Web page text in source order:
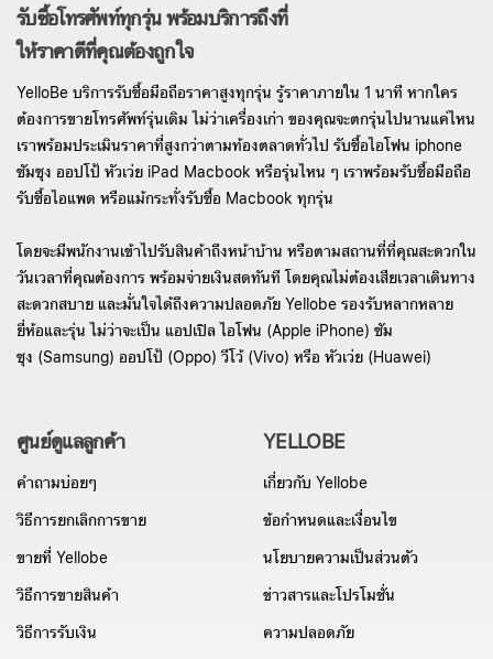
รับซื้อโทรศัพท์ทุกรุ่น พร้อมบริการถึงที่
ให้ราคาดีที่คุณต้องถูกใจ
YelloBe บริการรับซื้อมือถือราคาสูงทุกรุ่น รู้ราคาภายใน 1 นาที หากใคร
ต้องการขายโทรศัพท์รุ่นเดิม ไม่ว่าเครื่องเก่า ของคุณจะตกรุ่นไปนานแค่ไหน
เราพร้อมประเมินราคาที่สูงกว่าตามท้องตลาดทั่วไป รับซื้อไอโฟน iphone
ซัมซุง ออปโป้ หัวเว่ย iPad Macbook หรือรุ่นไหน ๆ เราพร้อมรับซื้อมือถือ
รับซื้อไอแพด หรือแม้กระทั่งรับซื้อ Macbook ทุกรุ่น
โดยจะมีพนักงานเข้าไปรับสินค้าถึงหน้าบ้าน หรือตามสถานที่ที่คุณสะดวกใน
วันเวลาที่คุณต้องการ พร้อมจ่ายเงินสดทันที โดยคุณไม่ต้องเสียเวลาเดินทาง
สะดวกสบาย และมั่นใจได้ถึงความปลอดภัย Yellobe รองรับหลากหลาย
ยี่ห้อและรุ่น ไม่ว่าจะเป็น แอปเปิล ไอโฟน (Apple iPhone) ซัม
ซุง (Samsung) ออปโป้ (Oppo) วีโว้ (Vivo) หรือ หัวเว่ย (Huawei)
ศูนย์ดูแลลูกค้า
คำถามบ่อยๆ
วิธีการยกเลิกการขาย
ขายที่ Yellobe
วิธีการขายสินค้า
วิธีการรับเงิน
YELLOBE
เกี่ยวกับ Yellobe
ข้อกำหนดและเงื่อนไข
นโยบายความเป็นส่วนตัว
ข่าวสารและโปรโมชั่น
ความปลอดภัย